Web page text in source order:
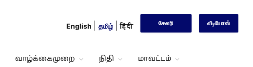
English தமிழ் हिंदी கேலரி வீடியோஸ்
வாழ்க்கைமுறை நிதி மாவட்டம்